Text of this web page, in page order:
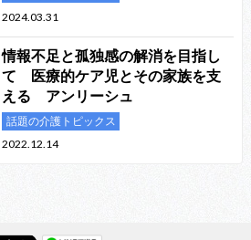
2024.03.31
情報不足と孤独感の解消を目指し
て 医療的ケア児とその家族を支
える アンリーシュ
話題の介護トピックス
2022.12.14